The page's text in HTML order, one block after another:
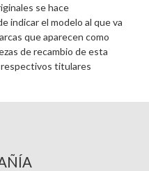
se hace
indicar el modelo al que va
que aparecen como
de recambio de esta
respectivos titulares